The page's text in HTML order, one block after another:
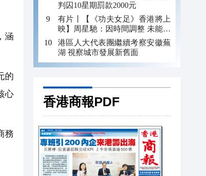
涵
的
心
務
判囚10星期罰款2000元
有片丨【《功夫女足》香港將上
映】周星馳：因時間調整 未能製
作粵語版 對此深表遺憾
港區人大代表團繼續考察安徽蕪
湖 視察城市發展新舊面
香港商報PDF